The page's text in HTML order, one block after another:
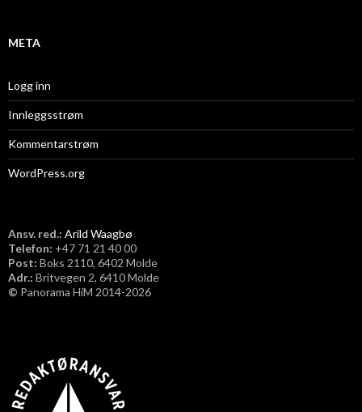
META
Logg inn
Innleggsstrøm
Kommentarstrøm
WordPress.org
Ansv. red.: Arild Waagbø
Telefon: ​+47 71 21 40 00
Post: Boks 2110, 6402 Molde
Adr.: Britvegen 2, 6410 Molde
© Panorama HiM 2014-2026